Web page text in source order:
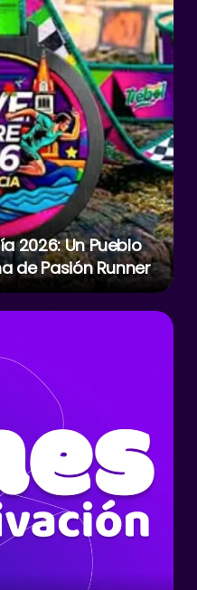
2026: Un Pueblo
de Pasión Runner